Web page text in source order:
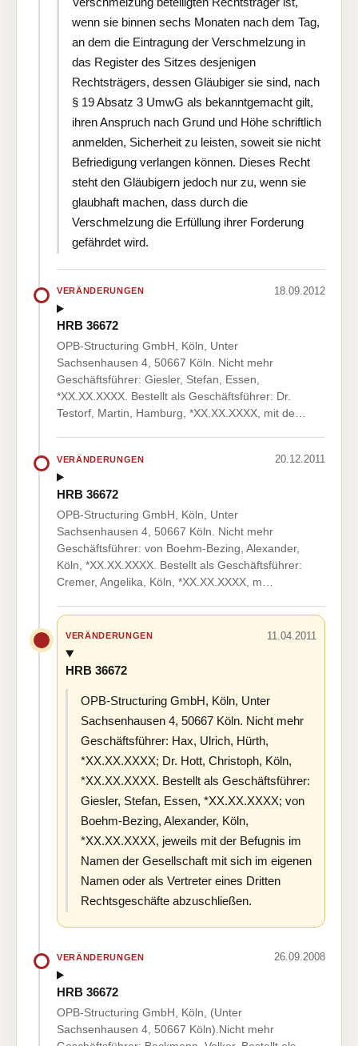
wenn sie binnen sechs Monaten nach dem Tag,
an dem die Eintragung der Verschmelzung in
das Register des Sitzes desjenigen
Rechtsträgers, dessen Gläubiger sie sind, nach
§ 19 Absatz 3 UmwG als bekanntgemacht gilt,
ihren Anspruch nach Grund und Höhe schriftlich
anmelden, Sicherheit zu leisten, soweit sie nicht
Befriedigung verlangen können. Dieses Recht
steht den Gläubigern jedoch nur zu, wenn sie
glaubhaft machen, dass durch die
Verschmelzung die Erfüllung ihrer Forderung
gefährdet wird.
VERÄNDERUNGEN 18.09.2012
HRB 36672
OPB-Structuring GmbH, Köln, Unter
Sachsenhausen 4, 50667 Köln. Nicht mehr
Geschäftsführer: Giesler, Stefan, Essen,
*XX.XX.XXXX. Bestellt als Geschäftsführer: Dr.
Testorf, Martin, Hamburg, *XX.XX.XXXX, mit de…
VERÄNDERUNGEN 20.12.2011
HRB 36672
OPB-Structuring GmbH, Köln, Unter
Sachsenhausen 4, 50667 Köln. Nicht mehr
Geschäftsführer: von Boehm-Bezing, Alexander,
Köln, *XX.XX.XXXX. Bestellt als Geschäftsführer:
Cremer, Angelika, Köln, *XX.XX.XXXX, m…
VERÄNDERUNGEN 11.04.2011
HRB 36672
OPB-Structuring GmbH, Köln, Unter
Sachsenhausen 4, 50667 Köln. Nicht mehr
Geschäftsführer: Hax, Ulrich, Hürth,
*XX.XX.XXXX; Dr. Hott, Christoph, Köln,
*XX.XX.XXXX. Bestellt als Geschäftsführer:
Giesler, Stefan, Essen, *XX.XX.XXXX; von
Boehm-Bezing, Alexander, Köln,
*XX.XX.XXXX, jeweils mit der Befugnis im
Namen der Gesellschaft mit sich im eigenen
Namen oder als Vertreter eines Dritten
Rechtsgeschäfte abzuschließen.
VERÄNDERUNGEN 26.09.2008
HRB 36672
OPB-Structuring GmbH, Köln, (Unter
Sachsenhausen 4, 50667 Köln).Nicht mehr